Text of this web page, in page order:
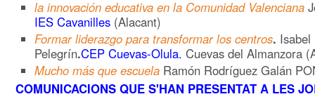
la innovación educativa en la Comunidad Valenciana
IES Cavanilles (Alacant)
Formar liderazgo para transformar los centros.
Pelegrín.CEP Cuevas-Olula. Cuevas del Almanzora
Mucho más que escuela Ramón Rodríguez Galán
COMUNICACIONS QUE S'HAN PRESENTAT A LES